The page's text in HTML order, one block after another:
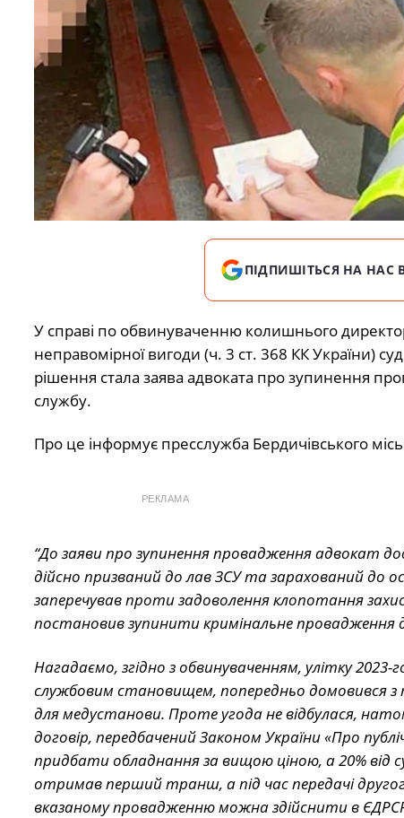
ПІДПИШІТЬСЯ НА НАС В
У справі по обвинуваченню колишнього
неправомірної вигоди (ч. 3 ст. 368 КК України)
рішення стала заява адвоката про зупинення
службу.
Про це інформує пресслужба Бердичівського
РЕКЛАМА
“До заяви про зупинення провадження адвокат
дійсно призваний до лав ЗСУ та зарахований до
заперечував проти задоволення клопотання
постановив зупинити кримінальне провадження
Нагадаємо, згідно з обвинуваченням, улітку 2023-
службовим становищем, попередньо домовився з
для медустанови. Проте угода не відбулася,
договір, передбачений Законом України «Про
придбати обладнання за вищою ціною, а 20% від
отримав перший транш, а під час передачі
вказаному провадженню можна здійснити в